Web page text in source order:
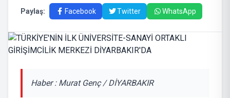
Paylaş: Facebook Twitter WhatsApp
Haber : Murat Genç / DİYARBAKIR